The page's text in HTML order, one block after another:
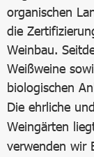
organischen
die
Weinbau.
Weißweine
biologischen
Die ehrliche
Weingärten
verwenden wir